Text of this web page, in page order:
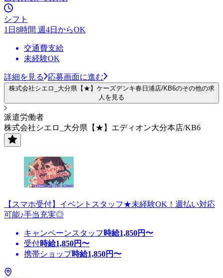
シフト
1日8時間 週4日からOK
交通費支給
未経験OK
詳細を見る 応募画面に進む
株式会社シエロ_大分県【★】ケーズデンキ春日浦店/KB6のその他の求
人を見る
派遣労働者
株式会社シエロ_大分県【★】エディオン大分本店/KB6
【スマホ受付】イベントスタッフ★未経験OK！週払い対応
可能♪手当充実◎
キャンペーンスタッフ 時給1,850円〜
受付時給1,850円〜
携帯ショップ時給1,850円〜